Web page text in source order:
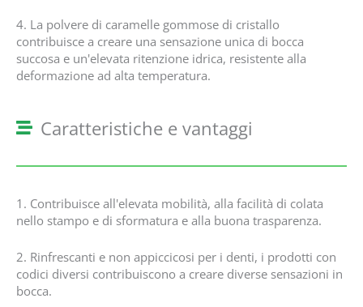
4. La polvere di caramelle gommose di cristallo
contribuisce a creare una sensazione unica di bocca
succosa e un'elevata ritenzione idrica, resistente alla
deformazione ad alta temperatura.
Caratteristiche e vantaggi
1. Contribuisce all'elevata mobilità, alla facilità di colata
nello stampo e di sformatura e alla buona trasparenza.
2. Rinfrescanti e non appiccicosi per i denti, i prodotti con
codici diversi contribuiscono a creare diverse sensazioni in
bocca.